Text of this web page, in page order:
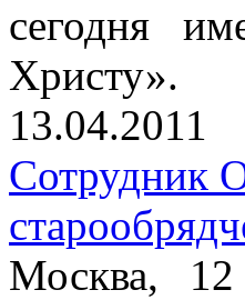
сегодня
Христу».
13.04.2011
Сотрудник
Москва, 12